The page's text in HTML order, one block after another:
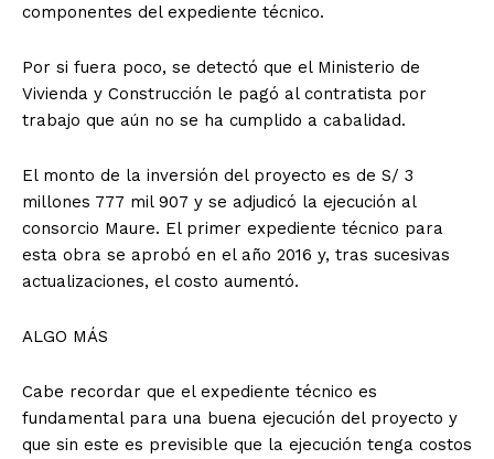
componentes del expediente técnico.
Por si fuera poco, se detectó que el Ministerio de
Vivienda y Construcción le pagó al contratista por
trabajo que aún no se ha cumplido a cabalidad.
El monto de la inversión del proyecto es de S/ 3
millones 777 mil 907 y se adjudicó la ejecución al
consorcio Maure. El primer expediente técnico para
esta obra se aprobó en el año 2016 y, tras sucesivas
actualizaciones, el costo aumentó.
ALGO MÁS
Cabe recordar que el expediente técnico es
fundamental para una buena ejecución del proyecto y
que sin este es previsible que la ejecución tenga costos